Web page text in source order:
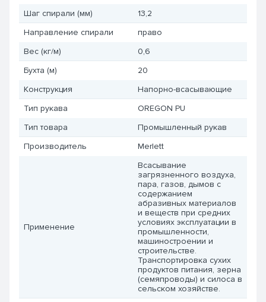
Шаг спирали (мм)
13,2
Направление спирали
право
Вес (кг/м)
0,6
Бухта (м)
20
Конструкция
Напорно-всасывающие
Тип рукава
OREGON PU
Тип товара
Промышленный рукав
Производитель
Merlett
Применение
Всасывание
загрязненного воздуха,
пара, газов, дымов с
содержанием
абразивных материалов
и веществ при средних
условиях эксплуатации в
промышленности,
машиностроении и
строительстве.
Транспортировка сухих
продуктов питания, зерна
(семяпроводы) и силоса в
сельском хозяйстве.